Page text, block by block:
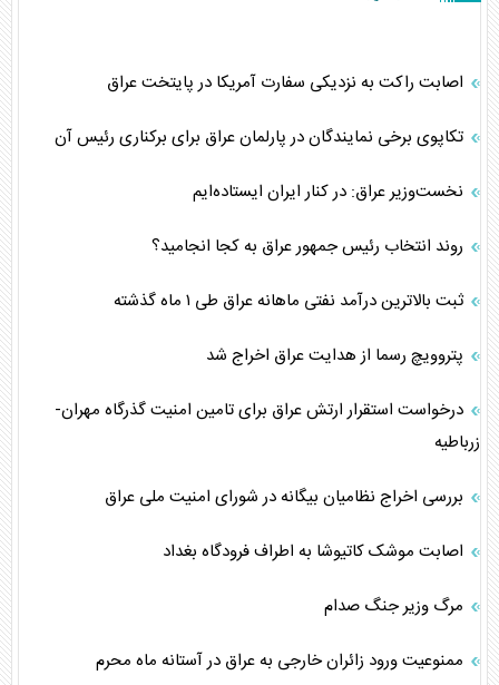
اصابت راکت به نزدیکی سفارت آمریکا در پایتخت عراق
تکاپوی برخی نمایندگان در پارلمان عراق برای برکناری رئیس آن
نخست‌وزیر عراق: در کنار ایران ایستاده‌ایم
روند انتخاب رئیس جمهور عراق به کجا انجامید؟
ثبت بالاترین درآمد نفتی ماهانه عراق طی ۱ ماه گذشته
پتروویچ رسما از هدایت عراق اخراج شد
درخواست استقرار ارتش عراق برای تامین امنیت گذرگاه مهران-
زرباطیه
بررسی اخراج نظامیان بیگانه در شورای امنیت ملی عراق
اصابت موشک کاتیوشا به اطراف فرودگاه بغداد
مرگ وزیر جنگ صدام
ممنوعیت ورود زائران خارجی به عراق در آستانه ماه محرم